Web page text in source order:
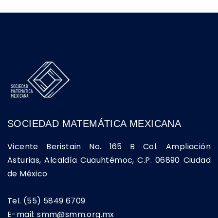
SOCIEDAD MATEMÁTICA MEXICANA
Vicente Beristain No. 165 B Col. Ampliación
Asturias, Alcaldía Cuauhtémoc, C.P. 06890 Ciudad
de México
Tel. (55) 5849 6709
E-mail: smm@smm.org.mx